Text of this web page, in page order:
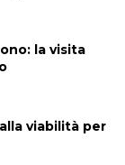
la visita
viabilità per